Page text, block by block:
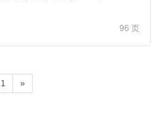
96 页
1 »